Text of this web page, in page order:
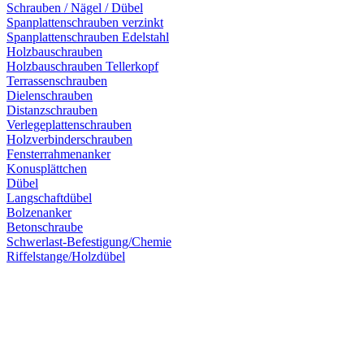
Schrauben / Nägel / Dübel
Spanplattenschrauben verzinkt
Spanplattenschrauben Edelstahl
Holzbauschrauben
Holzbauschrauben Tellerkopf
Terrassenschrauben
Dielenschrauben
Distanzschrauben
Verlegeplattenschrauben
Holzverbinderschrauben
Fensterrahmenanker
Konusplättchen
Dübel
Langschaftdübel
Bolzenanker
Betonschraube
Schwerlast-Befestigung/Chemie
Riffelstange/Holzdübel